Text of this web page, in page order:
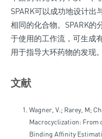
SPARK可以成功地设计出
相同的化合物。SPARK的
于使用的工作流，可生成
用于指导大环药物的发现。
文献
Wagner, V.; Rarey, M;
Macrocyclization: From
Binding Affinity